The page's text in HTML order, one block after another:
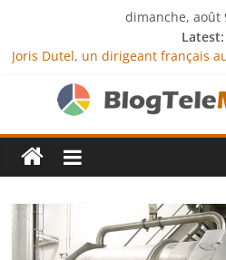
dimanche, août
Latest:
Joris Dutel, un dirigeant français
Agria Assurance Animaux :
démarque-t-elle de la concurrence ?
JCA Academy : l’excellence au
financière
Denis Bouclon : la diplomatie
Next Terra International : des
du commerce international